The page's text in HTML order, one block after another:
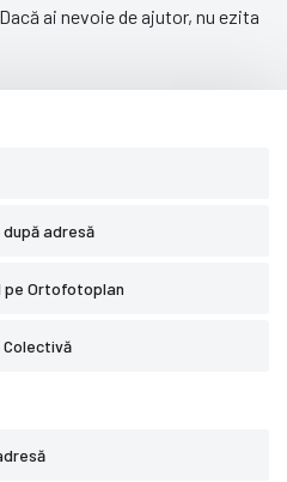
ai nevoie de ajutor, nu ezita
adresă
pe Ortofotoplan